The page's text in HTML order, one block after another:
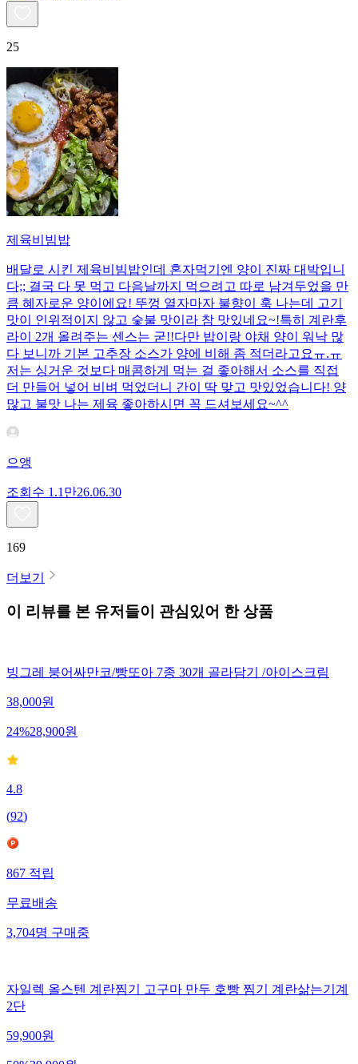
25
제육비빔밥
배달로 시킨 제육비빔밥인데 혼자먹기엔 양이 진짜 대박입니
다;; 결국 다 못 먹고 다음날까지 먹으려고 따로 남겨두었을 만
큼 혜자로운 양이에요! 뚜껑 열자마자 불향이 훅 나는데 고기
맛이 인위적이지 않고 숯불 맛이라 참 맛있네요~!특히 계란후
라이 2개 올려주는 센스는 굳!! ​다만 밥이랑 야채 양이 워낙 많
다 보니까 기본 고추장 소스가 양에 비해 좀 적더라고요ㅠ.ㅠ
저는 싱거운 것보다 매콤하게 먹는 걸 좋아해서 소스를 직접
더 만들어 넣어 비벼 먹었더니 간이 딱 맞고 맛있었습니다! 양
많고 불맛 나는 제육 좋아하시면 꼭 드셔보세요~^^
으앵
조회수 1.1만26.06.30
169
더보기
이 리뷰를 본 유저들이 관심있어 한 상품
빙그레 붕어싸만코/빵또아 7종 30개 골라담기 /아이스크림
38,000원
24%28,900원
4.8
(92)
867 적립
무료배송
3,704명 구매중
자일렉 올스텐 계란찜기 고구마 만두 호빵 찜기 계란삶는기계
2단
59,900원